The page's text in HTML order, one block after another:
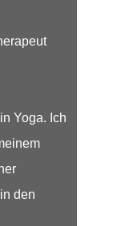
Yoga. Ich
den